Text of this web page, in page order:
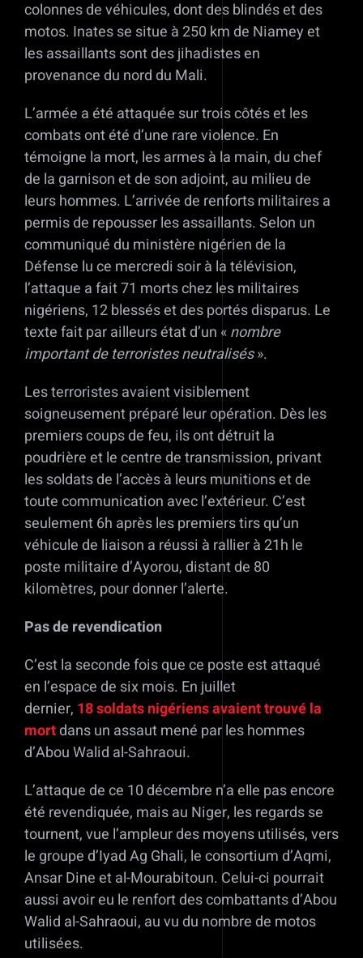
colonnes de véhicules, dont des blindés et des
motos. Inates se situe à 250 km de Niamey et
les assaillants sont des jihadistes en
provenance du nord du Mali.
L’armée a été attaquée sur trois côtés et les
combats ont été d’une rare violence. En
témoigne la mort, les armes à la main, du chef
de la garnison et de son adjoint, au milieu de
leurs hommes. L’arrivée de renforts militaires a
permis de repousser les assaillants. Selon un
communiqué du ministère nigérien de la
Défense lu ce mercredi soir à la télévision,
l’attaque a fait 71 morts chez les militaires
nigériens, 12 blessés et des portés disparus. Le
texte fait par ailleurs état d’un «nombre
important de terroristes neutralisés».
Les terroristes avaient visiblement
soigneusement préparé leur opération. Dès les
premiers coups de feu, ils ont détruit la
poudrière et le centre de transmission, privant
les soldats de l’accès à leurs munitions et de
toute communication avec l’extérieur. C’est
seulement 6h après les premiers tirs qu’un
véhicule de liaison a réussi à rallier à 21h le
poste militaire d’Ayorou, distant de 80
kilomètres, pour donner l’alerte.
Pas de revendication
C’est la seconde fois que ce poste est attaqué
en l’espace de six mois. En juillet
dernier, 18 soldats nigériens avaient trouvé la
mortdans un assaut mené par les hommes
d’Abou Walid al-Sahraoui.
L’attaque de ce 10 décembre n’a elle pas encore
été revendiquée, mais au Niger, les regards se
tournent, vue l’ampleur des moyens utilisés, vers
le groupe d’Iyad Ag Ghali, le consortium d’Aqmi,
Ansar Dine et al-Mourabitoun. Celui-ci pourrait
aussi avoir eu le renfort des combattants d’Abou
Walid al-Sahraoui, au vu du nombre de motos
utilisées.